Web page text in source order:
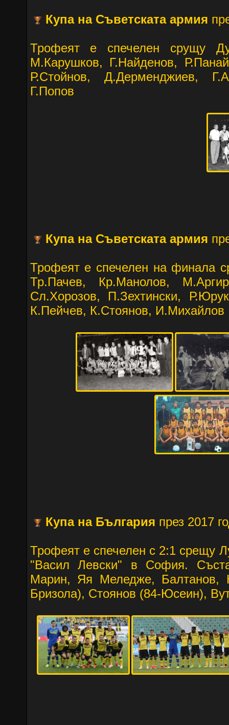
Купа на Съветската армия
Трофеят е спечелен срущу
М.Карушков, Г.Найденов,
Р.Стойнов, Д.Дерменджиев,
Г.Попов
Купа на Съветската армия
Трофеят е спечелен на финала
Тр.Пачев, Кр.Манолов,
Сл.Хорозов, П.Зехтински,
К.Пейчев, К.Стоянов, И.Михайлов
Купа на България през 2017
Трофеят е спечелен с 2:1 срещу
"Васил Левски" в София.
Марин, Яя Меледже, Балтанов,
Бризола), Стоянов (84-Юсеин),